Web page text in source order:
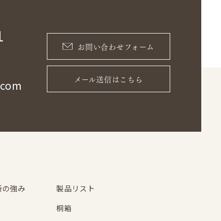
お問い合わせフォーム
メール送信はこちら
の強み
製品リスト
桐箱